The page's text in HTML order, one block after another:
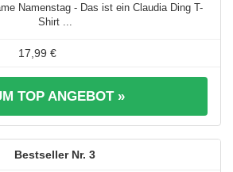
Namenstag - Das ist ein Claudia Ding T-
Shirt ...
17,99 €
TOP ANGEBOT »
3